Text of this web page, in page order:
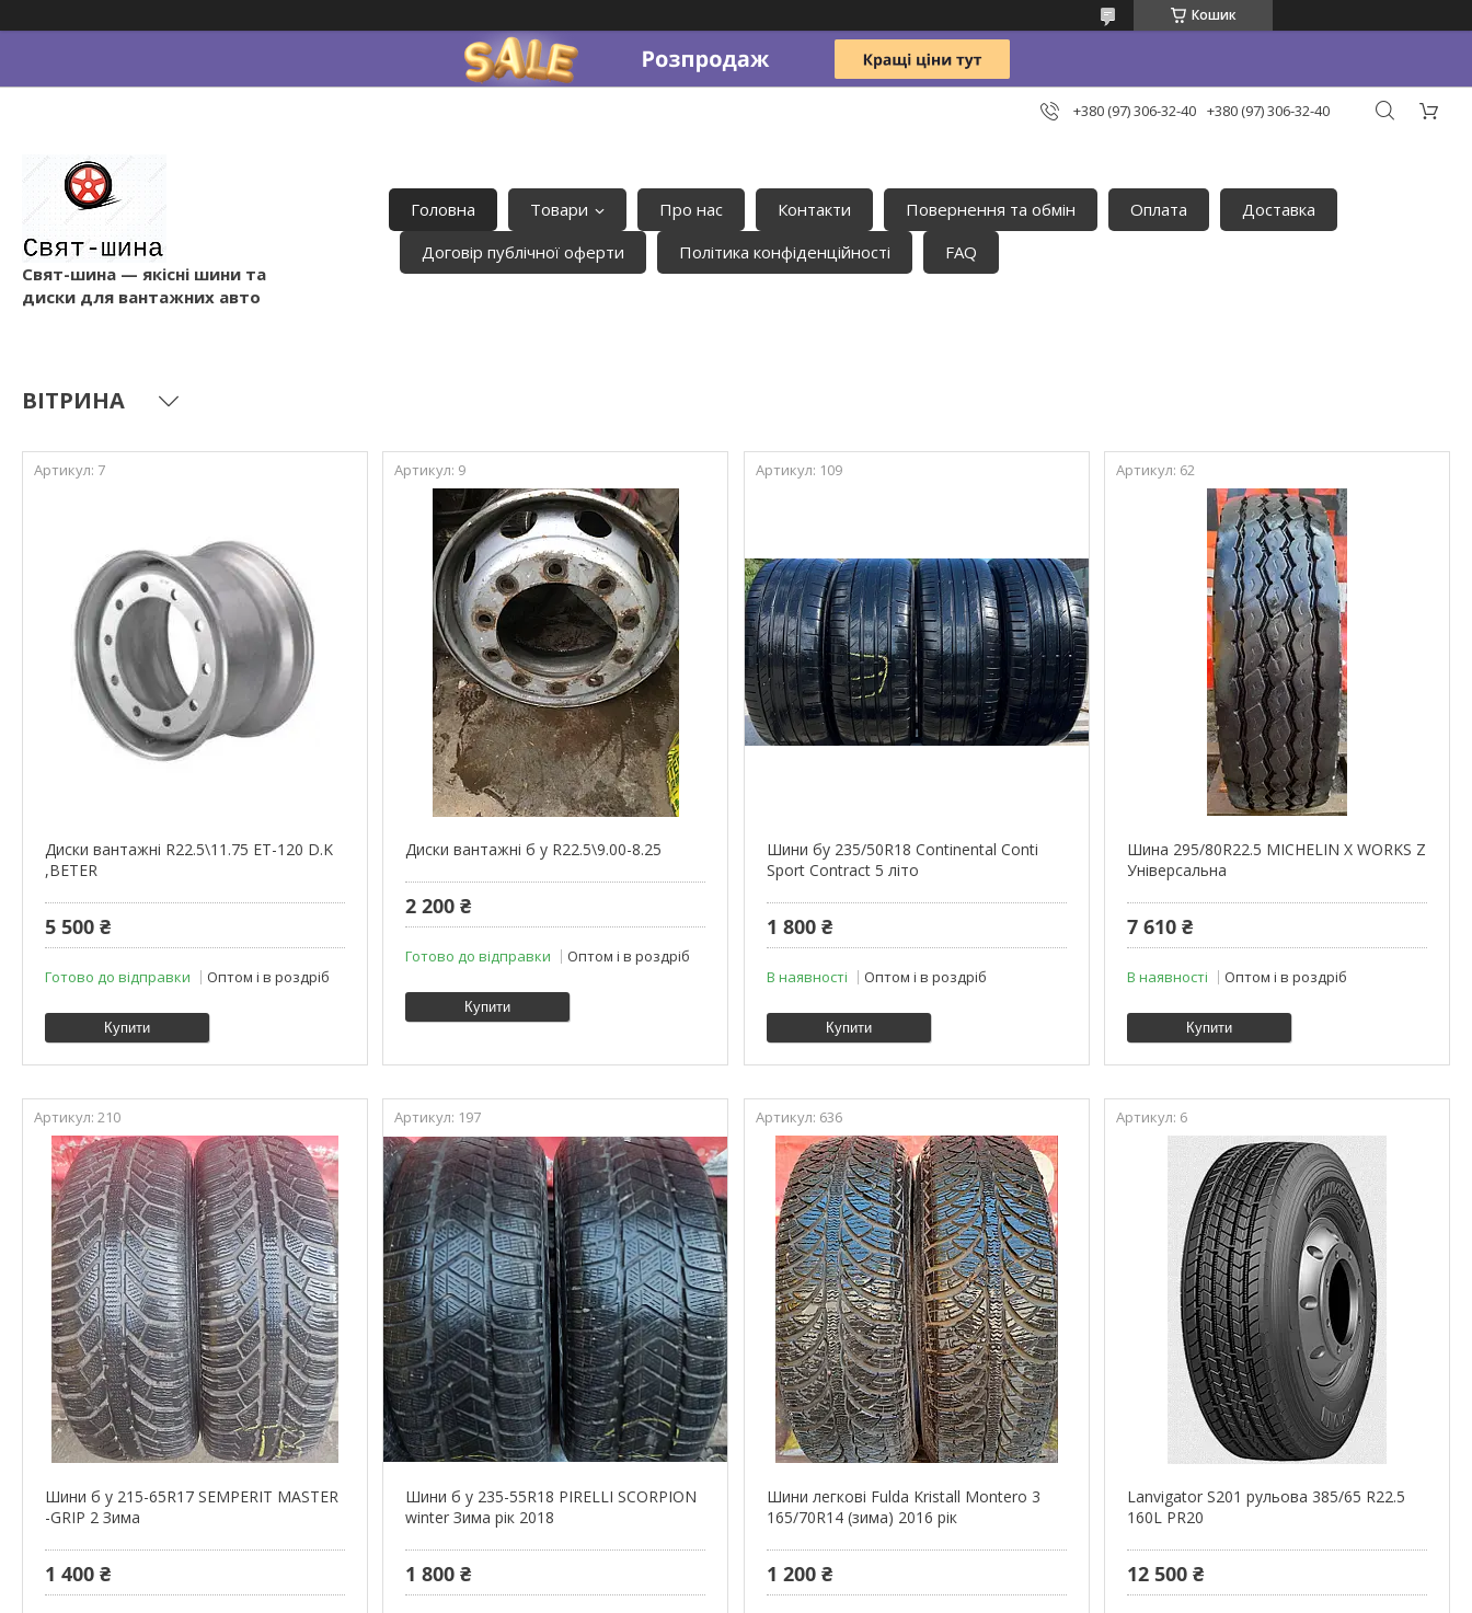
Кошик
+380 (97) 306-32-40 +380 (97) 306-32-40
Свят-шина — якісні шини та
диски для вантажних авто
Головна Товари Про нас Контакти Повернення та обмін Оплата
Доставка
Договір публічної оферти
Політика конфіденційності FAQ
ВІТРИНА
7
Диски вантажні R22.5\11.75 ET-120 D.K
,BETER
5 500 ₴
Готово до відправки Оптом і в роздріб
Купити
9
Диски вантажні б у R22.5\9.00-8.25
2 200 ₴
Готово до відправки Оптом і в роздріб
Купити
109
Шини бу 235/50R18 Continental Conti
Sport Contract 5 літо
1 800 ₴
В наявності Оптом і в роздріб
Купити
62
Шина 295/80R22.5 MICHELIN X WORKS Z
Універсальна
7 610 ₴
В наявності Оптом і в роздріб
Купити
210
Шини б у 215-65R17 SEMPERIT MASTER
-GRIP 2 Зима
1 400 ₴
197
Шини б у 235-55R18 PIRELLI SCORPION
winter Зима рік 2018
1 800 ₴
636
Шини легкові Fulda Kristall Montero 3
165/70R14 (зима) 2016 рік
1 200 ₴
6
Lanvigator S201 рульова 385/65 R22.5
160L PR20
12 500 ₴